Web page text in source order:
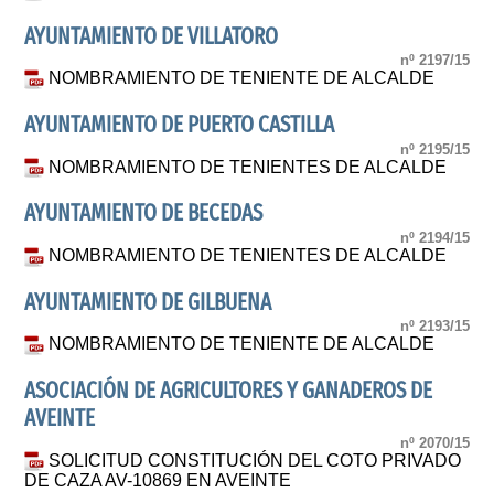
AYUNTAMIENTO DE VILLATORO
nº 2197/15
NOMBRAMIENTO DE TENIENTE DE ALCALDE
AYUNTAMIENTO DE PUERTO CASTILLA
nº 2195/15
NOMBRAMIENTO DE TENIENTES DE ALCALDE
AYUNTAMIENTO DE BECEDAS
nº 2194/15
NOMBRAMIENTO DE TENIENTES DE ALCALDE
AYUNTAMIENTO DE GILBUENA
nº 2193/15
NOMBRAMIENTO DE TENIENTE DE ALCALDE
ASOCIACIÓN DE AGRICULTORES Y GANADEROS DE
AVEINTE
nº 2070/15
SOLICITUD CONSTITUCIÓN DEL COTO PRIVADO
DE CAZA AV-10869 EN AVEINTE